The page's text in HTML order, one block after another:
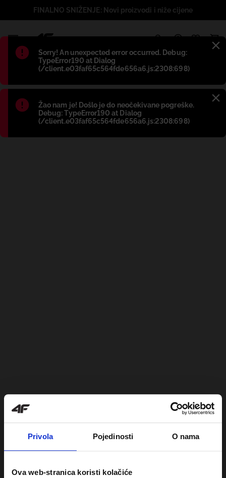
Privola Pojedinosti O nama
Ova web-stranica koristi kolačiće
Błąd:
Sorry! An unexpected error occurred. Debug:
TypeError190 at Dialog
(/client.e03faf65c564fde656a6.js:2308:698)
Błąd:
Žao nam je! Došlo je do neočekivane pogreške.
Debug: TypeError190 at Dialog
(/client.e03faf65c564fde656a6.js:2308:698)
FINALNO SNIŽENJE: Novi proizvodi i niže cijene